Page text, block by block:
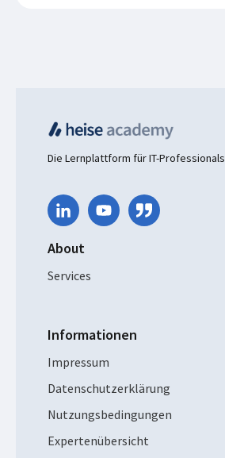
Die Lernplattform für IT-Professionals
About
Services
Informationen
Impressum
Datenschutzerklärung
Nutzungsbedingungen
Expertenübersicht